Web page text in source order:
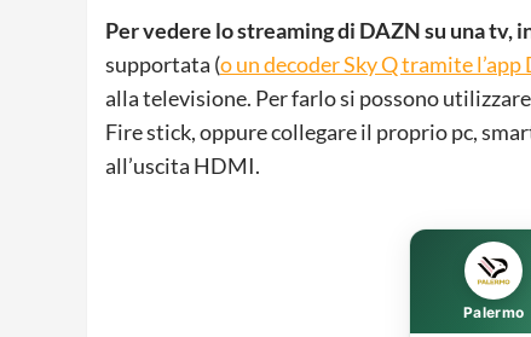
Per vedere lo streaming di DAZN su una tv,
supportata (o un decoder Sky Q tramite l’app
alla televisione. Per farlo si possono
Fire stick, oppure collegare il proprio pc,
all’uscita HDMI.
Palermo